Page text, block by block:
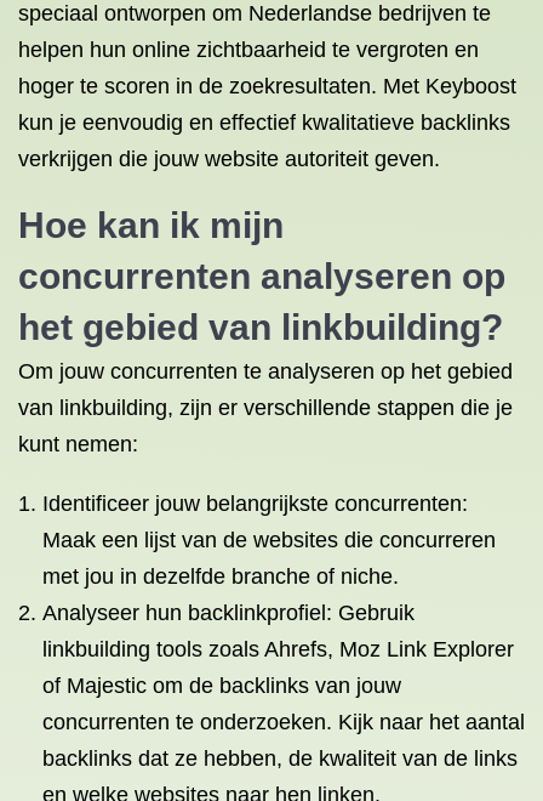
speciaal ontworpen om Nederlandse bedrijven te
helpen hun online zichtbaarheid te vergroten en
hoger te scoren in de zoekresultaten. Met Keyboost
kun je eenvoudig en effectief kwalitatieve backlinks
verkrijgen die jouw website autoriteit geven.
Hoe kan ik mijn
concurrenten analyseren op
het gebied van linkbuilding?
Om jouw concurrenten te analyseren op het gebied
van linkbuilding, zijn er verschillende stappen die je
kunt nemen:
Identificeer jouw belangrijkste concurrenten:
Maak een lijst van de websites die concurreren
met jou in dezelfde branche of niche.
Analyseer hun backlinkprofiel: Gebruik
linkbuilding tools zoals Ahrefs, Moz Link Explorer
of Majestic om de backlinks van jouw
concurrenten te onderzoeken. Kijk naar het aantal
backlinks dat ze hebben, de kwaliteit van de links
en welke websites naar hen linken.